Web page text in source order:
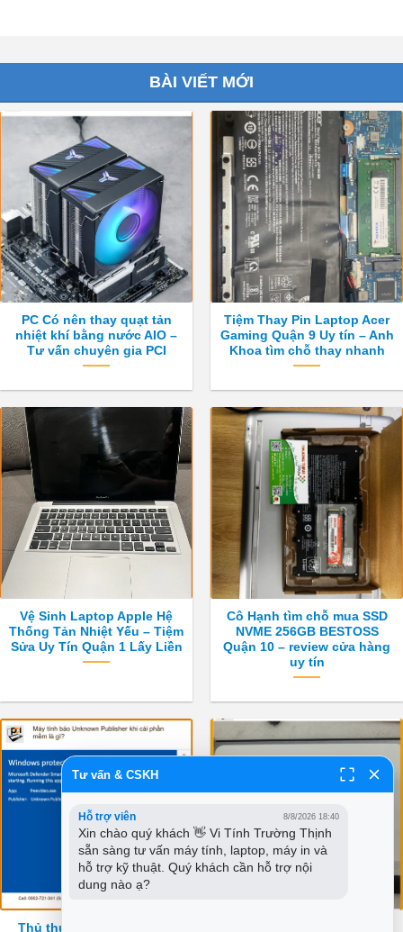
BÀI VIẾT MỚI
PC Có nên thay quạt tản
nhiệt khí bằng nước AIO –
Tư vấn chuyên gia PCI
Tiệm Thay Pin Laptop Acer
Gaming Quận 9 Uy tín – Anh
Khoa tìm chỗ thay nhanh
Vệ Sinh Laptop Apple Hệ
Thống Tản Nhiệt Yếu – Tiệm
Sửa Uy Tín Quận 1 Lấy Liền
Cô Hạnh tìm chỗ mua SSD
NVME 256GB BESTOSS
Quận 10 – review cửa hàng
uy tín
Thủ thuật Phần mềm Máy
Tư vấn & CSKH
Hỗ trợ viên 8/8/2026 18:40
Xin chào quý khách 👋 Vi Tính Trường Thịnh
sẵn sàng tư vấn máy tính, laptop, máy in và
hỗ trợ kỹ thuật. Quý khách cần hỗ trợ nội
dung nào ạ?